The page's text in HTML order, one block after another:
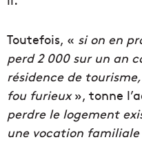
Toutefois, « si on en
perd 2 000 sur un an
résidence de
fou furieux», tonne
perdre le logement
une vocation familiale